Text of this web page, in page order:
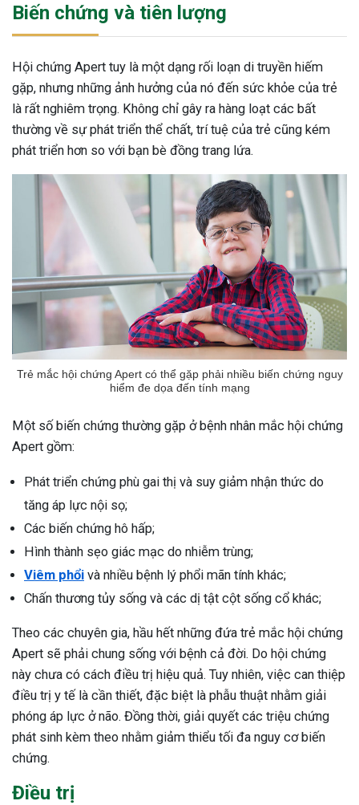
Biến chứng và tiên lượng
Hội chứng Apert tuy là một dạng rối loạn di truyền hiếm
gặp, nhưng những ảnh hưởng của nó đến sức khỏe của trẻ
là rất nghiêm trọng. Không chỉ gây ra hàng loạt các bất
thường về sự phát triển thể chất, trí tuệ của trẻ cũng kém
phát triển hơn so với bạn bè đồng trang lứa.
Trẻ mắc hội chứng Apert có thể gặp phải nhiều biến chứng nguy
hiểm đe dọa đến tính mạng
Một số biến chứng thường gặp ở bệnh nhân mắc hội chứng
Apert gồm:
Phát triển chứng phù gai thị và suy giảm nhận thức do
tăng áp lực nội sọ;
Các biến chứng hô hấp;
Hình thành sẹo giác mạc do nhiễm trùng;
Viêm phổi và nhiều bệnh lý phổi mãn tính khác;
Chấn thương tủy sống và các dị tật cột sống cổ khác;
Theo các chuyên gia, hầu hết những đứa trẻ mắc hội chứng
Apert sẽ phải chung sống với bệnh cả đời. Do hội chứng
này chưa có cách điều trị hiệu quả. Tuy nhiên, việc can thiệp
điều trị y tế là cần thiết, đặc biệt là phẫu thuật nhằm giải
phóng áp lực ở não. Đồng thời, giải quyết các triệu chứng
phát sinh kèm theo nhằm giảm thiểu tối đa nguy cơ biến
chứng.
Điều trị